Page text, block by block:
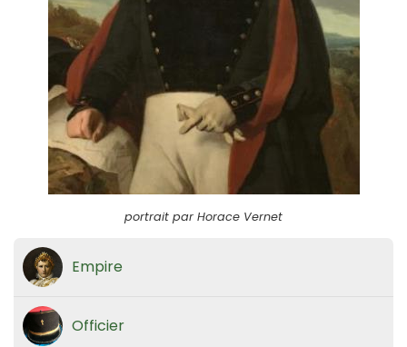
portrait par Horace Vernet
Empire
Officier